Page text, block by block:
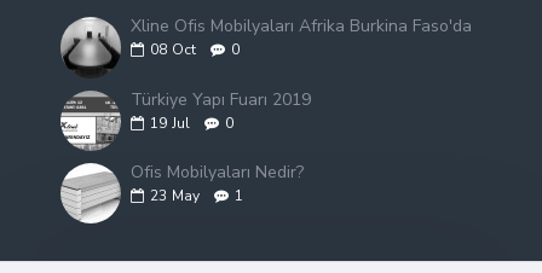
Xline Ofis Mobilyaları Afrika Burkina Faso'da
08 Oct 0
Türkiye Yapı Fuarı 2019
19 Jul 0
Ofis Mobilyaları Nedir?
23 May 1